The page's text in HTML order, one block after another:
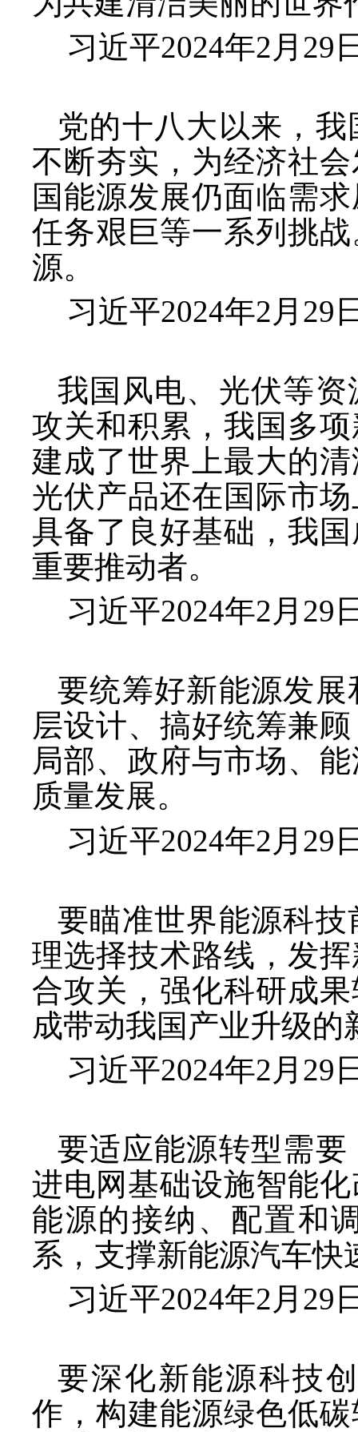
习近平2024年2月29
党的十八大以来，
不断夯实，为经济社
国能源发展仍面临需
任务艰巨等一系列挑
源。
习近平2024年2月29
我国风电、光伏等
攻关和积累，我国多
建成了世界上最大的
光伏产品还在国际市
具备了良好基础，我
重要推动者。
习近平2024年2月29
要统筹好新能源发
层设计、搞好统筹兼
局部、政府与市场、
质量发展。
习近平2024年2月29
要瞄准世界能源科
理选择技术路线，发
合攻关，强化科研成
成带动我国产业升级
习近平2024年2月29
要适应能源转型需
进电网基础设施智能
能源的接纳、配置和
系，支撑新能源汽车快
习近平2024年2月29
要深化新能源科技
作，构建能源绿色低